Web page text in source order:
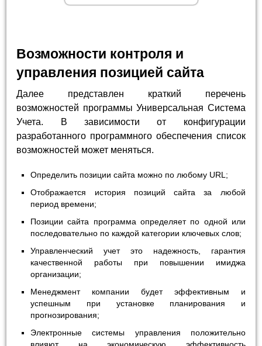
Возможности контроля и
управления позицией сайта
Далее представлен краткий перечень
возможностей программы Универсальная Система
Учета. В зависимости от конфигурации
разработанного программного обеспечения список
возможностей может меняться.
Определить позиции сайта можно по любому URL;
Отображается история позиций сайта за любой
период времени;
Позиции сайта программа определяет по одной или
последовательно по каждой категории ключевых слов;
Управленческий учет это надежность, гарантия
качественной работы при повышении имиджа
организации;
Менеджмент компании будет эффективным и
успешным при установке планирования и
прогнозирования;
Электронные системы управления положительно
влияют на экономическую эффективность